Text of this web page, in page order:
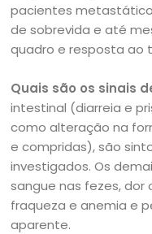
pacientes
de sobrevida e até
quadro e resposta ao
Quais são os sinais
intestinal (diarreia e
como alteração na
e compridas), são
investigados. Os
sangue nas fezes,
fraqueza e anemia e
aparente.